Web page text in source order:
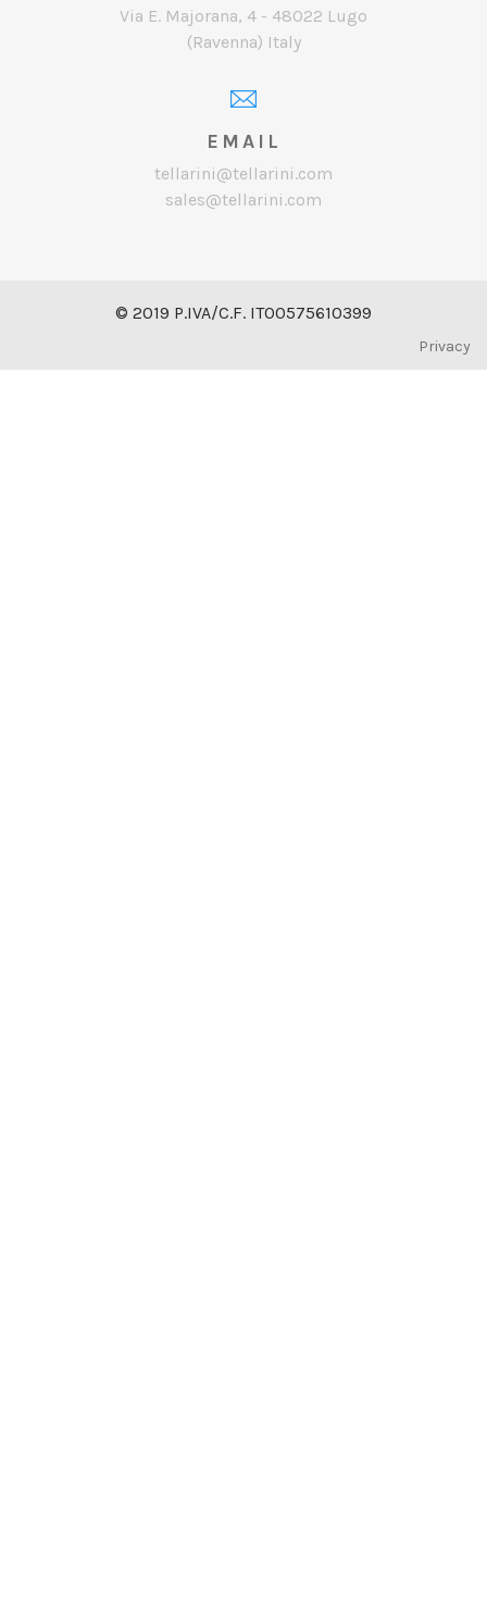
Via E. Majorana, 4 - 48022 Lugo
(Ravenna) Italy
EMAIL
tellarini@tellarini.com
sales@tellarini.com
© 2019 P.IVA/C.F. IT00575610399
Privacy